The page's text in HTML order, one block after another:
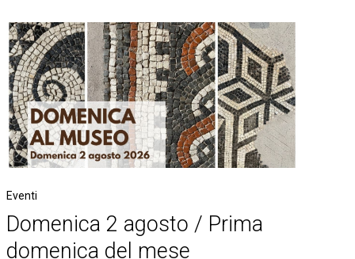
Eventi
Domenica 2 agosto / Prima
domenica del mese